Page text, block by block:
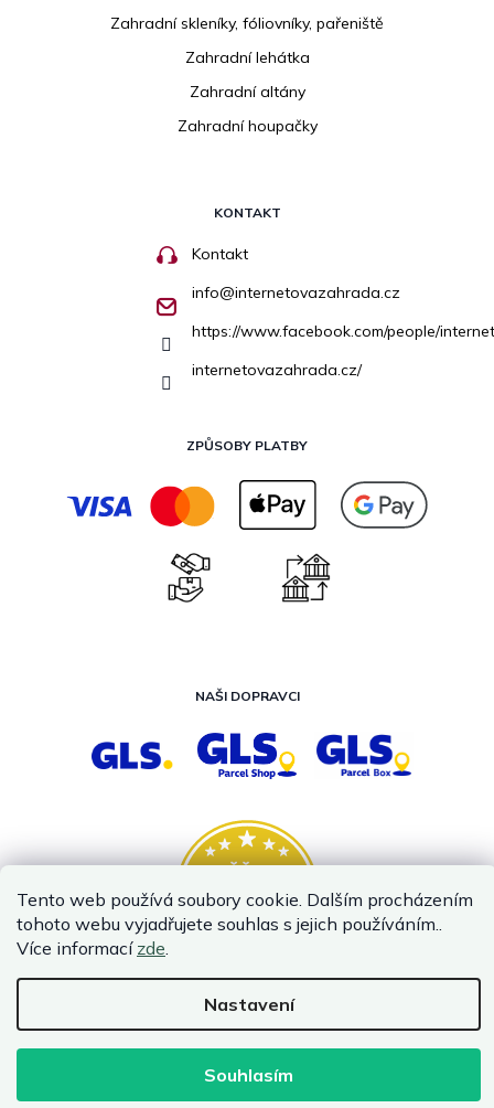
Tento web používá soubory cookie. Dalším procházením
tohoto webu vyjadřujete souhlas s jejich používáním..
Více informací zde.
Nastavení
Souhlasím
Infolinka je z technických příčin nedostupná. Kontaktujte
Zahradní skleníky, fóliovníky, pařeniště
Zahradní lehátka
Zahradní altány
Zahradní houpačky
KONTAKT
Kontakt
info@internetovazahrada.cz
https://www.facebook.com/people/
internetovazahrada.cz/
ZPŮSOBY PLATBY
NAŠI DOPRAVCI